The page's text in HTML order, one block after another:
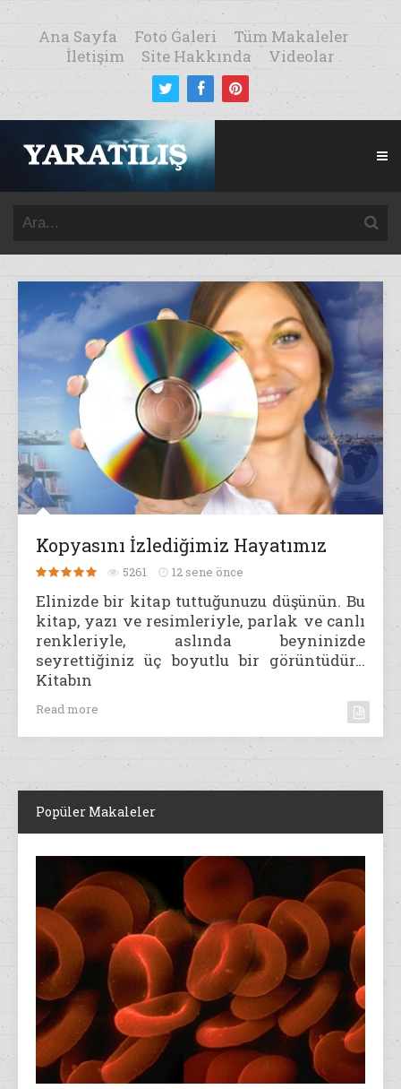
Ana Sayfa Foto Galeri
Tüm Makaleler
İletişim
Site Hakkında Videolar
Kopyasını İzlediğimiz Hayatımız
5261 12 sene önce
Elinizde bir kitap tuttuğunuzu düşünün. Bu
kitap, yazı ve resimleriyle, parlak ve canlı
renkleriyle, aslında beyninizde
seyrettiğiniz üç boyutlu bir görüntüdür…
Kitabın
Read more
Popüler Makaleler